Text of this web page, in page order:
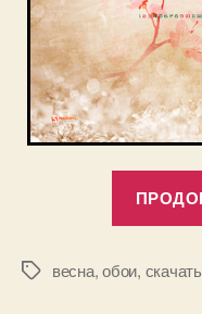
Позначки
весна,обои, скачать